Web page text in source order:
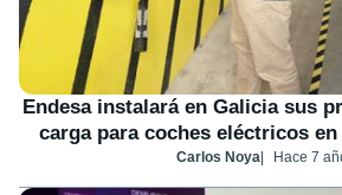
Endesa instalará en Galicia sus
carga para coches eléctricos
Carlos Noya Hace 7